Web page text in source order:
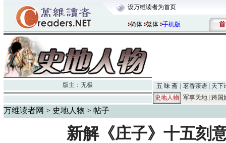
设万维读者为首页
简体 繁体 手机版 首
版主： 无极 五 味 斋 茗香茶语
天下
史地人物
军事天地 跨国
万维读者网 > 史地人物 > 帖子
新解《庄子》十五刻